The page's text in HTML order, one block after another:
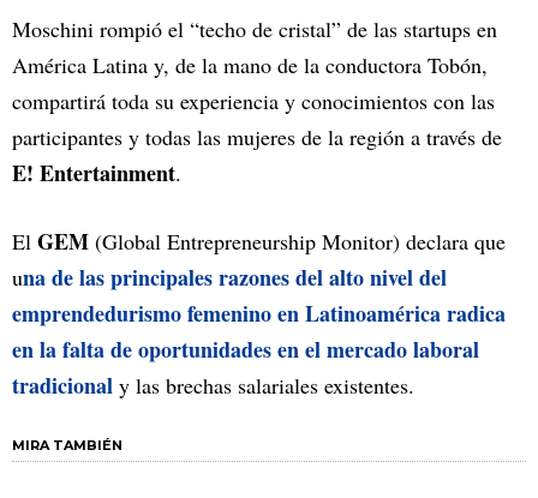
Moschini rompió el “techo de cristal” de las startups en
América Latina y, de la mano de la conductora Tobón,
compartirá toda su experiencia y conocimientos con las
participantes y todas las mujeres de la región a través de
E! Entertainment.
El GEM (Global Entrepreneurship Monitor) declara que
una de las principales razones del alto nivel del
emprendedurismo femenino en Latinoamérica radica
en la falta de oportunidades en el mercado laboral
tradicional y las brechas salariales existentes.
MIRA TAMBIÉN